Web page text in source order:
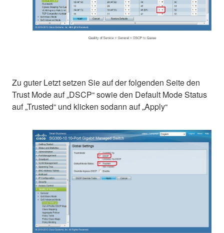
Zu guter Letzt setzen Sie auf der folgenden Seite den
Trust Mode auf „DSCP“ sowie den Default Mode Status
auf „Trusted“ und klicken sodann auf „Apply“